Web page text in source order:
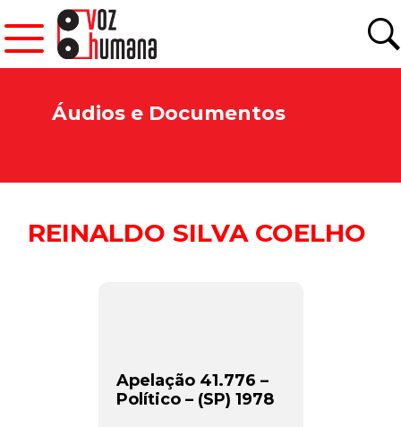
Áudios e Documentos
REINALDO SILVA COELHO
Apelação 41.776 –
Político – (SP) 1978